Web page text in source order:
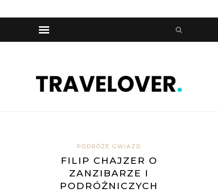
PODRÓŻE GWIAZD
FILIP CHAJZER O
ZANZIBARZE I
PODRÓŻNICZYCH